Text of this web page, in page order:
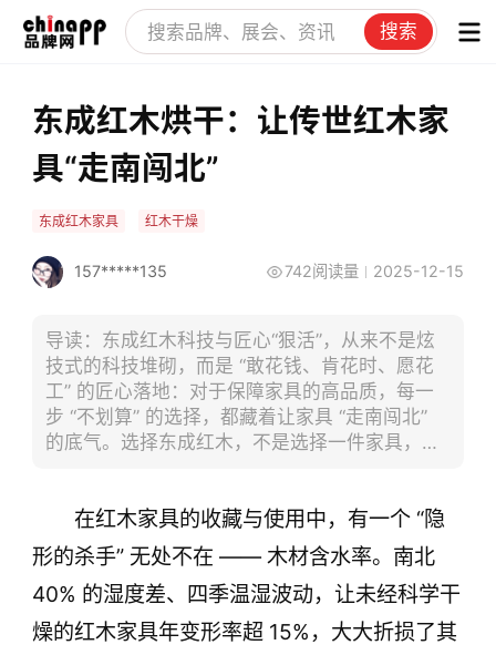
搜索
东成红木烘干：让传世红木家
具“走南闯北”
东成红木家具 红木干燥
157*****135 742阅读量 2025-12-15
导读：东成红木科技与匠心“狠活”，从来不是炫
技式的科技堆砌，而是 “敢花钱、肯花时、愿花
工” 的匠心落地：对于保障家具的高品质，每一
步 “不划算” 的选择，都藏着让家具 “走南闯北”
的底气。选择东成红木，不是选择一件家具，而
在红木家具的收藏与使用中，有一个 “隐
形的杀手” 无处不在 —— 木材含水率。南北
40% 的湿度差、四季温湿波动，让未经科学干
燥的红木家具年变形率超 15%，大大折损了其